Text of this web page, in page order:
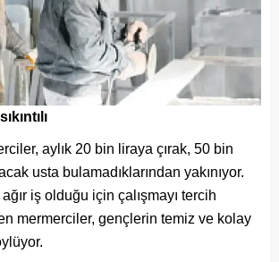
aylık 20 bin liraya çırak, 50 bin
usta bulamadıklarından yakınıyor.
iş olduğu için çalışmayı tercih
mermerciler, gençlerin temiz ve kolay